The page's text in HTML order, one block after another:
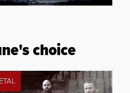
choice